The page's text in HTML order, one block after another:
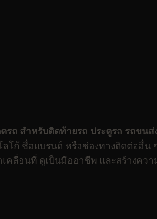
รถ สำหรับติดท้ายรถ ประตูรถ รถขน
โก้ ชื่อแบรนด์ หรือช่องทางติดต่ออื่
คลื่อนที่ ดูเป็นมืออาชีพ และสร้างคว